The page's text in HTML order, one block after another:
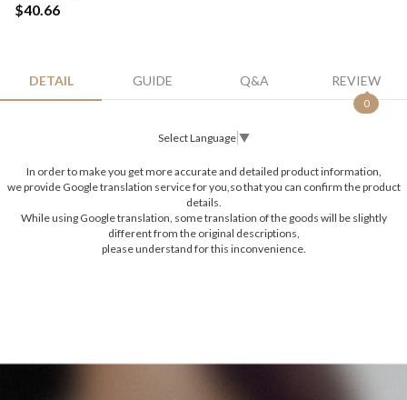
$40.66
DETAIL GUIDE Q&A REVIEW
0
Select Language ▼
In order to make you get more accurate and detailed product information,
we provide Google translation service for you,so that you can confirm the product
details.
While using Google translation, some translation of the goods will be slightly
different from the original descriptions,
please understand for this inconvenience.